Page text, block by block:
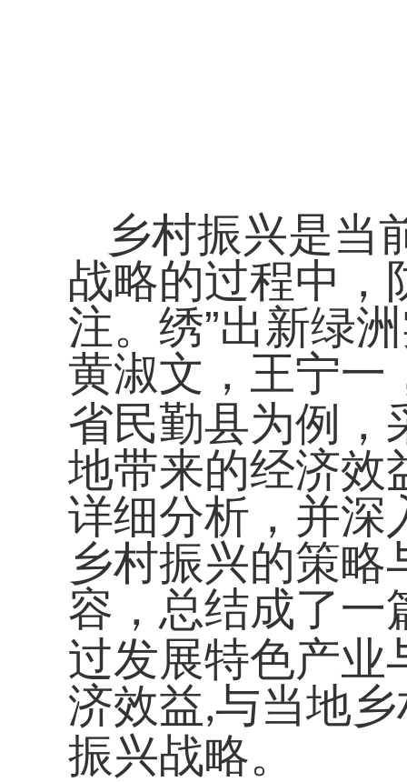
乡村振兴是当
战略的过程中，
注。绣”出新绿
黄淑文，王宁一
省民勤县为例，
地带来的经济效
详细分析，并深
乡村振兴的策
容，总结成了一
过发展特色产业
济效益,与当地
振兴战略。